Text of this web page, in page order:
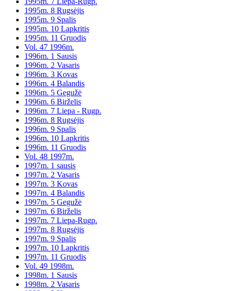
1995m. 8 Rugsėjis
1995m. 9 Spalis
1995m. 10 Lapkritis
1995m. 11 Gruodis
Vol. 47 1996m.
1996m. 1 Sausis
1996m. 2 Vasaris
1996m. 3 Kovas
1996m. 4 Balandis
1996m. 5 Gegužė
1996m. 6 Birželis
1996m. 7 Liepa - Rugp.
1996m. 8 Rugsėjis
1996m. 9 Spalis
1996m. 10 Lapkritis
1996m. 11 Gruodis
Vol. 48 1997m.
1997m. 1 sausis
1997m. 2 Vasaris
1997m. 3 Kovas
1997m. 4 Balandis
1997m. 5 Gegužė
1997m. 6 Birželis
1997m. 7 Liepa-Rugp.
1997m. 8 Rugsėjis
1997m. 9 Spalis
1997m. 10 Lapkritis
1997m. 11 Gruodis
Vol. 49 1998m.
1998m. 1 Sausis
1998m. 2 Vasaris